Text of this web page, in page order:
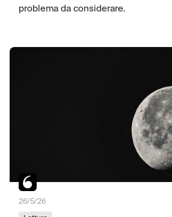
problema da considerare.
26/5/26